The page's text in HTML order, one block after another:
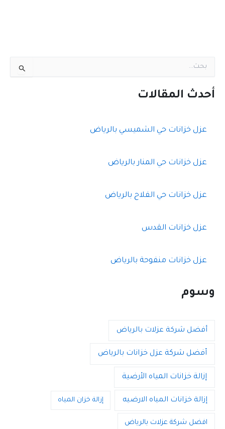
حأحدث المقالات
عزل خزانات حي الشميسي بالرياض
عزل خزانات حي المنار بالرياض
عزل خزانات حي الفلاح بالرياض
عزل خزانات القدس
عزل خزانات منفوحة بالرياض
وسوم
أفضل شركة عزلات بالرياض
أفضل شركة عزل خزانات بالرياض
إزالة خزانات المياه الأرضية
إزالة خزانات المياه الارضيه إزالة خزان المياه
افضل شركة عزلات بالرياض